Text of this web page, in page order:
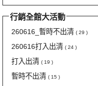
行銷全館大活動
260616_暫時不出清 ( 29 )
260616打入出清 ( 24 )
打入出清 ( 19 )
暫時不出清 ( 15 )